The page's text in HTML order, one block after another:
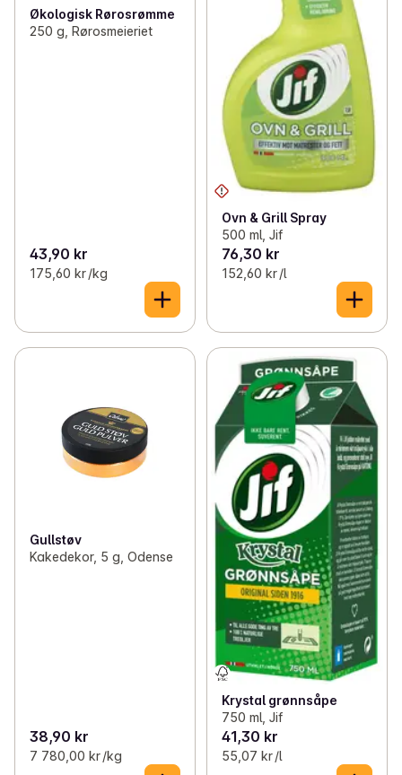
Økologisk Rørosrømme
250 g, Rørosmeieriet
43,90 kr
175,60 kr /kg
Ovn & Grill Spray
500 ml, Jif
76,30 kr
152,60 kr /l
Gullstøv
Kakedekor, 5 g, Odense
38,90 kr
7 780,00 kr /kg
Krystal grønnsåpe
750 ml, Jif
41,30 kr
55,07 kr /l